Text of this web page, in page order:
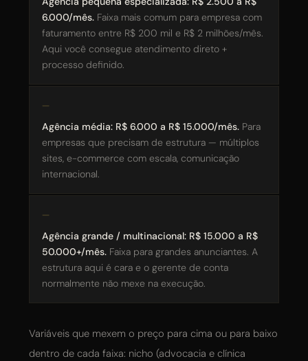
6.000/mês.Faixa mais comum para empresa com
faturamento entre R$ 200 mil e R$ 2 milhões/mês.
Aqui você consegue atendimento direto +
processo definido.
Agência média: R$ 6.000 a R$ 15.000/mês.Para
empresas que precisam de estrutura — múltiplos
sites, e-commerce com escala, comunicação
internacional.
Agência grande / multinacional: R$ 15.000 a R$
50.000+/mês.Faixa para grandes anunciantes. A
estrutura aqui é cara e o gerente de conta
normalmente não mexe na execução.
Variáveis que mexem o preço para cima ou para baixo
dentro de cada faixa: nicho (advocacia e clínica